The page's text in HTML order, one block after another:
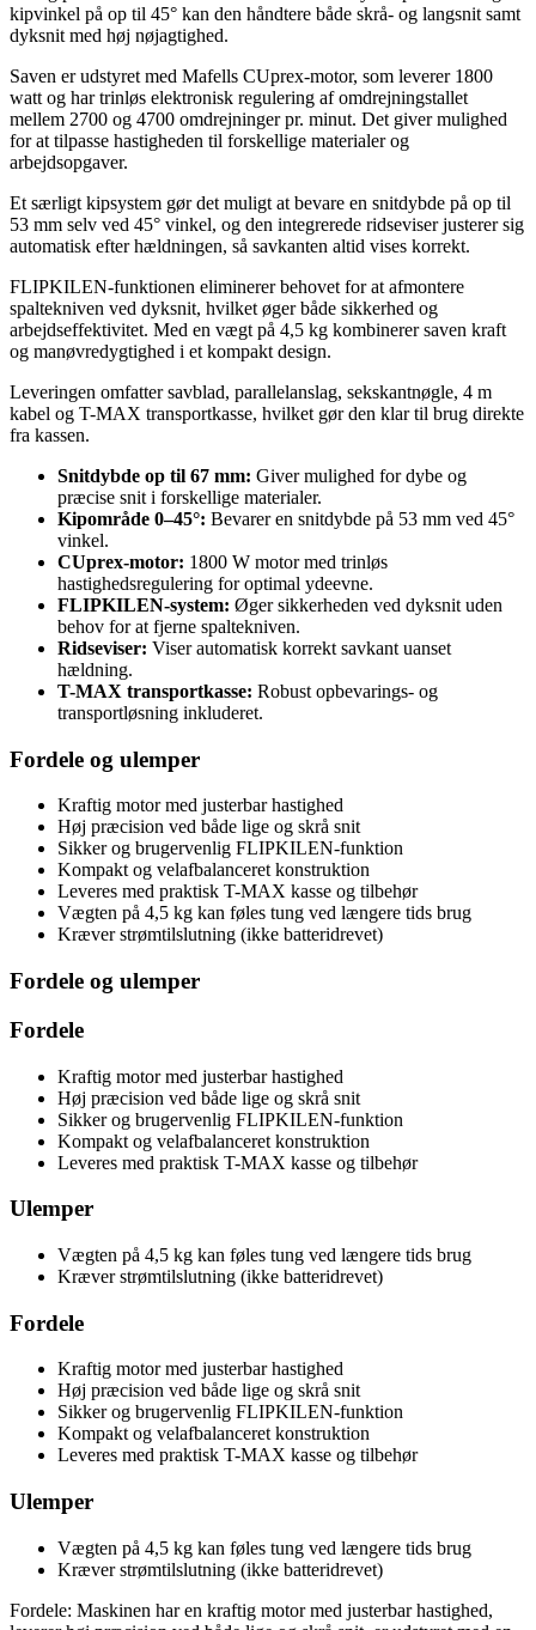
kipvinkel på op til 45° kan den håndtere både skrå- og langsnit samt
dyksnit med høj nøjagtighed.
Saven er udstyret med Mafells CUprex-motor, som leverer 1800
watt og har trinløs elektronisk regulering af omdrejningstallet
mellem 2700 og 4700 omdrejninger pr. minut. Det giver mulighed
for at tilpasse hastigheden til forskellige materialer og
arbejdsopgaver.
Et særligt kipsystem gør det muligt at bevare en snitdybde på op til
53 mm selv ved 45° vinkel, og den integrerede ridseviser justerer sig
automatisk efter hældningen, så savkanten altid vises korrekt.
FLIPKILEN-funktionen eliminerer behovet for at afmontere
spaltekniven ved dyksnit, hvilket øger både sikkerhed og
arbejdseffektivitet. Med en vægt på 4,5 kg kombinerer saven kraft
og manøvredygtighed i et kompakt design.
Leveringen omfatter savblad, parallelanslag, sekskantnøgle, 4 m
kabel og T-MAX transportkasse, hvilket gør den klar til brug direkte
fra kassen.
Snitdybde op til 67 mm: Giver mulighed for dybe og
præcise snit i forskellige materialer.
Kipområde 0–45°: Bevarer en snitdybde på 53 mm ved 45°
vinkel.
CUprex-motor: 1800 W motor med trinløs
hastighedsregulering for optimal ydeevne.
FLIPKILEN-system: Øger sikkerheden ved dyksnit uden
behov for at fjerne spaltekniven.
Ridseviser: Viser automatisk korrekt savkant uanset
hældning.
T-MAX transportkasse: Robust opbevarings- og
transportløsning inkluderet.
Fordele og ulemper
Kraftig motor med justerbar hastighed
Høj præcision ved både lige og skrå snit
Sikker og brugervenlig FLIPKILEN-funktion
Kompakt og velafbalanceret konstruktion
Leveres med praktisk T-MAX kasse og tilbehør
Vægten på 4,5 kg kan føles tung ved længere tids brug
Kræver strømtilslutning (ikke batteridrevet)
Fordele og ulemper
Fordele
Kraftig motor med justerbar hastighed
Høj præcision ved både lige og skrå snit
Sikker og brugervenlig FLIPKILEN-funktion
Kompakt og velafbalanceret konstruktion
Leveres med praktisk T-MAX kasse og tilbehør
Ulemper
Vægten på 4,5 kg kan føles tung ved længere tids brug
Kræver strømtilslutning (ikke batteridrevet)
Fordele
Kraftig motor med justerbar hastighed
Høj præcision ved både lige og skrå snit
Sikker og brugervenlig FLIPKILEN-funktion
Kompakt og velafbalanceret konstruktion
Leveres med praktisk T-MAX kasse og tilbehør
Ulemper
Vægten på 4,5 kg kan føles tung ved længere tids brug
Kræver strømtilslutning (ikke batteridrevet)
Fordele: Maskinen har en kraftig motor med justerbar hastighed,